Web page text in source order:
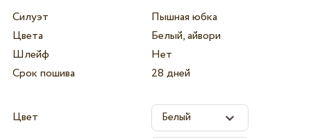
Силуэт
Пышная юбка
Цвета
Белый, айвори
Шлейф
Нет
Срок пошива
28 дней
Цвет